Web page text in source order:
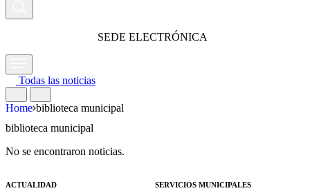
SEDE ELECTRÓNICA
Todas las noticias
Home biblioteca municipal
biblioteca municipal
No se encontraron noticias.
ACTUALIDAD SERVICIOS MUNICIPALES